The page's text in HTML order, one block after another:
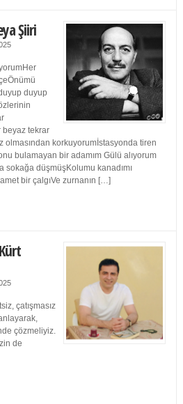
Şiiri
duyup
beyaz tekrar
korkuyorumİstasyonda tiren
bulamayan bir adamım Gülü alıyorum
sokağa düşmüşKolumu kanadımı
bir çalgıVe zurnanın […]
çatışmasız
çözmeliyiz.
de